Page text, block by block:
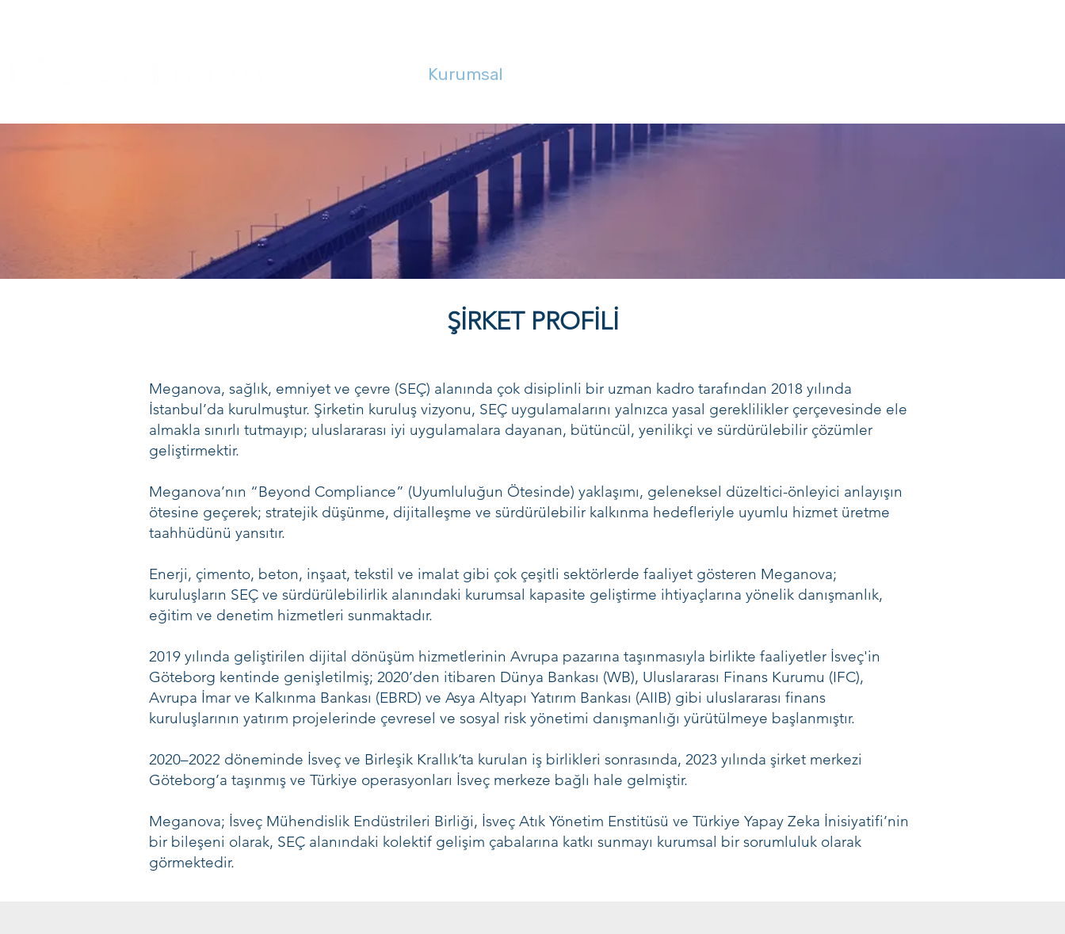
Kurumsal
ŞİRKET PROFİLİ
Meganova, sağlık, emniyet ve çevre (SEÇ) alanında çok disiplinli bir uzman kadro tarafından 2018 yılında
İstanbul’da kurulmuştur. Şirketin kuruluş vizyonu, SEÇ uygulamalarını yalnızca yasal gereklilikler çerçevesinde ele
almakla sınırlı tutmayıp; uluslararası iyi uygulamalara dayanan, bütüncül, yenilikçi ve sürdürülebilir çözümler
geliştirmektir.
Meganova’nın “Beyond Compliance” (Uyumluluğun Ötesinde) yaklaşımı, geleneksel düzeltici-önleyici anlayışın
ötesine geçerek; stratejik düşünme, dijitalleşme ve sürdürülebilir kalkınma hedefleriyle uyumlu hizmet üretme
taahhüdünü yansıtır.
Enerji, çimento, beton, inşaat, tekstil ve imalat gibi çok çeşitli sektörlerde faaliyet gösteren Meganova;
kuruluşların SEÇ ve sürdürülebilirlik alanındaki kurumsal kapasite geliştirme ihtiyaçlarına yönelik danışmanlık,
eğitim ve denetim hizmetleri sunmaktadır.
2019 yılında geliştirilen dijital dönüşüm hizmetlerinin Avrupa pazarına taşınmasıyla birlikte faaliyetler İsveç'in
Göteborg kentinde genişletilmiş; 2020’den itibaren Dünya Bankası (WB), Uluslararası Finans Kurumu (IFC),
Avrupa İmar ve Kalkınma Bankası (EBRD) ve Asya Altyapı Yatırım Bankası (AIIB) gibi uluslararası finans
kuruluşlarının yatırım projelerinde çevresel ve sosyal risk yönetimi danışmanlığı yürütülmeye başlanmıştır.
2020–2022 döneminde İsveç ve Birleşik Krallık’ta kurulan iş birlikleri sonrasında, 2023 yılında şirket merkezi
Göteborg’a taşınmış ve Türkiye operasyonları İsveç merkeze bağlı hale gelmiştir.
Meganova; İsveç Mühendislik Endüstrileri Birliği, İsveç Atık Yönetim Enstitüsü ve Türkiye Yapay Zeka İnisiyatifi’nin
bir bileşeni olarak, SEÇ alanındaki kolektif gelişim çabalarına katkı sunmayı kurumsal bir sorumluluk olarak
görmektedir.